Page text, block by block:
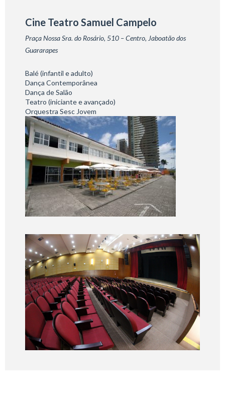
Cine Teatro Samuel Campelo
Praça Nossa Sra. do Rosário, 510 – Centro, Jaboatão dos
Guararapes
Balé (infantil e adulto)
Dança Contemporânea
Dança de Salão
Teatro (iniciante e avançado)
Orquestra Sesc Jovem